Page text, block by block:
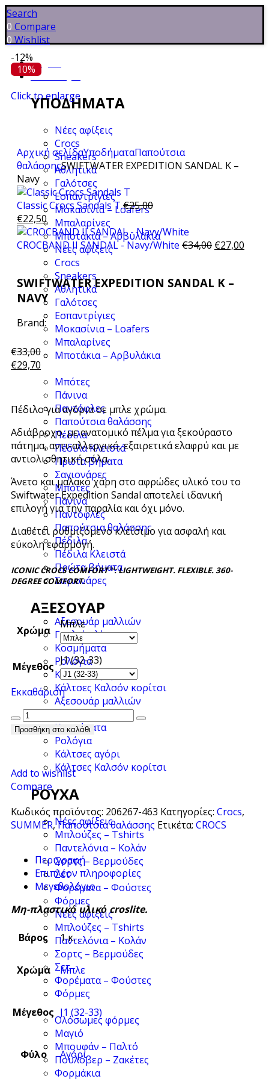
Search
0 Compare
0Wishlist
Αρχική
Κατάστημα
ΥΠΟΔΉΜΑΤΑ
Νέες αφίξεις
Crocs
Sneakers
Αθλητικά
Γαλότσες
Εσπαντρίγιες
Μοκασίνια – Loafers
Μπαλαρίνες
Μποτάκια – Αρβυλάκια
Νέες αφίξεις
Crocs
Sneakers
Αθλητικά
Γαλότσες
Εσπαντρίγιες
Μοκασίνια – Loafers
Μπαλαρίνες
Μποτάκια – Αρβυλάκια
Μπότες
Πάνινα
Παντόφλες
Παπούτσια θαλάσσης
Πέδιλα
Πέδιλα Κλειστά
Πρώτα βήματα
Σαγιονάρες
Μπότες
Πάνινα
Παντόφλες
Παπούτσια θαλάσσης
Πέδιλα
Πέδιλα Κλειστά
Πρώτα βήματα
Σαγιονάρες
ΑΞΕΣΟΥΆΡ
Αξεσουάρ μαλλιών
Γυαλιά ηλίου
Κοσμήματα
Ρολόγια
Κάλτσες αγόρι
Κάλτσες Καλσόν κορίτσι
Αξεσουάρ μαλλιών
Γυαλιά ηλίου
Κοσμήματα
Ρολόγια
Κάλτσες αγόρι
Κάλτσες Καλσόν κορίτσι
ΡΟΎΧΑ
Νέες αφίξεις
Μπλούζες – Tshirts
Παντελόνια – Κολάν
Σορτς – Βερμούδες
Σετ
Φορέματα – Φούστες
Φόρμες
Νέες αφίξεις
Μπλούζες – Tshirts
Παντελόνια – Κολάν
Σορτς – Βερμούδες
Σετ
Φορέματα – Φούστες
Φόρμες
Ολόσωμες φόρμες
Μαγιό
Μπουφάν – Παλτό
Πουλόβερ – Ζακέτες
Φορμάκια
10%
Click to enlarge
-12%
Αρχική σελίδαΥποδήματαΠαπούτσια
θαλάσσηςSWIFTWATER EXPEDITION SANDAL K –
Navy
Classic Crocs Sandals T€25,00
€22,50
CROCBAND II SANDAL - Navy/White €34,00 €27,00
SWIFTWATER EXPEDITION SANDAL K –
NAVY
Brand:
€33,00
€29,70
Πέδιλο για αγόρια σε μπλε χρώμα.
Αδιάβροχο, με ανατομικό πέλμα για ξεκούραστο
πάτημα, αντι-αλλεργικό, εξαιρετικά ελαφρύ και με
αντιολισθητική σόλα.
Άνετο και μαλακό χάρη στο αφρώδες υλικό του το
Swiftwater Expedition Sandal αποτελεί ιδανική
επιλογή για την παραλία και όχι μόνο.
Διαθέτει ρυθμιζόμενο κλείσιμο για ασφαλή και
εύκολη εφαρμογή.
ICONIC CROCS COMFORT™: LIGHTWEIGHT. FLEXIBLE. 360-
DEGREE COMFORT.
Χρώμα Μπλε
Μέγεθος J1 (32-33)
Εκκαθάριση
Προσθήκη στο καλάθι
Add to wishlist
Compare
Κωδικός προϊόντος: 206267-463 Κατηγορίες: Crocs,
SUMMER,Παπούτσια θαλάσσης Ετικέτα: CROCS
Περιγραφή
Επιπλέον πληροφορίες
Μεγεθολόγιο
Μη-πλαστικό υλικό croslite.
Βάρος 1 κ.
Χρώμα Μπλε
Μέγεθος J1 (32-33)
Φύλο Αγόρι